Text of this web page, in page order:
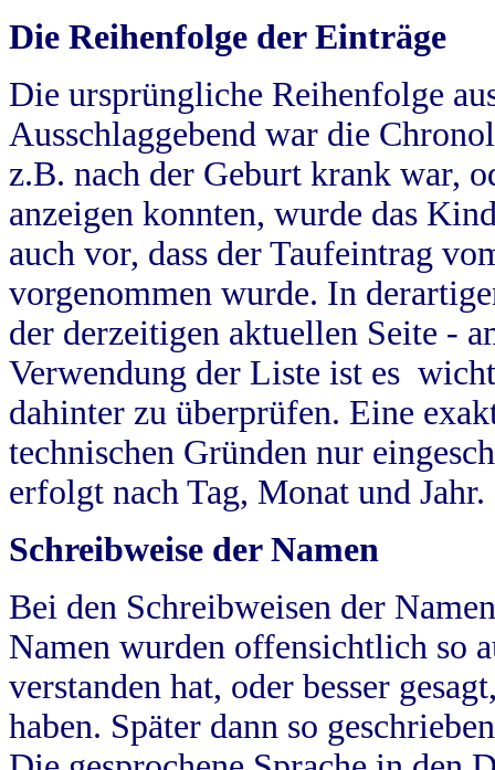
Die Reihenfolge der Einträge
Die ursprüngliche Reihenfolge
Ausschlaggebend war die
z.B. nach der Geburt krank war,
anzeigen konnten, wurde das
auch vor, dass der Taufeintrag
vorgenommen wurde. In
der derzeitigen aktuellen Seite -
Verwendung der Liste ist es
dahinter zu überprüfen. Eine
technischen Gründen nur
erfolgt nach Tag, Monat und Jahr.
Schreibweise der Namen
Bei den Schreibweisen der
Namen wurden offensichtlich so
verstanden hat, oder besser
haben. Später dann so